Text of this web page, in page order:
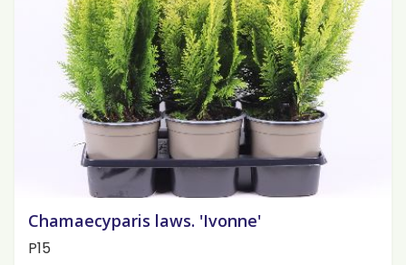
Chamaecyparis laws. 'Ivonne'
P15